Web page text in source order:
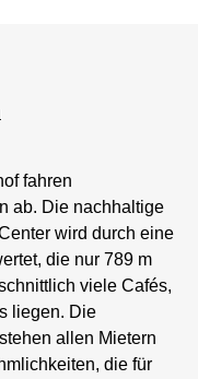
fahren
ab. Die nachhaltige
wird durch eine
die nur 789 m
viele Cafés,
liegen. Die
allen Mietern
die für